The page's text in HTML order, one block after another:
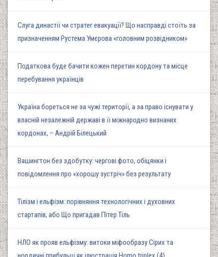
Слуга династії чи стратег евакуації? Що насправді стоїть за
призначенням Рустема Умєрова «головним розвідником»
Податкова буде бачити кожен перетин кордону та місце
перебування українців
Україна бореться не за чужі території, а за право існувати у
власній незалежній державі в її міжнародно визнаних
кордонах, – Андрій Білецький
Вашингтон без здобутку: чергові фото, обіцянки і
повідомлення про «хорошу зустріч» без результату
Тілізм і ельфізм: порівняння технологічних і духовних
стартапів, або Що пригадав Пітер Тіль
НЛО як прояв ельфізму: витоки міфообразу Сірих та